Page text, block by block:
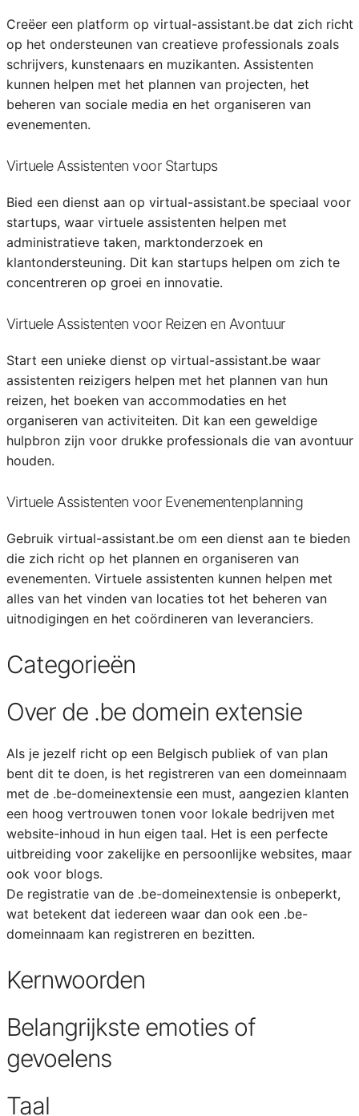
Creëer een platform op virtual-assistant.be dat zich richt
op het ondersteunen van creatieve professionals zoals
schrijvers, kunstenaars en muzikanten. Assistenten
kunnen helpen met het plannen van projecten, het
beheren van sociale media en het organiseren van
evenementen.
Virtuele Assistenten voor Startups
Bied een dienst aan op virtual-assistant.be speciaal voor
startups, waar virtuele assistenten helpen met
administratieve taken, marktonderzoek en
klantondersteuning. Dit kan startups helpen om zich te
concentreren op groei en innovatie.
Virtuele Assistenten voor Reizen en Avontuur
Start een unieke dienst op virtual-assistant.be waar
assistenten reizigers helpen met het plannen van hun
reizen, het boeken van accommodaties en het
organiseren van activiteiten. Dit kan een geweldige
hulpbron zijn voor drukke professionals die van avontuur
houden.
Virtuele Assistenten voor Evenementenplanning
Gebruik virtual-assistant.be om een dienst aan te bieden
die zich richt op het plannen en organiseren van
evenementen. Virtuele assistenten kunnen helpen met
alles van het vinden van locaties tot het beheren van
uitnodigingen en het coördineren van leveranciers.
Categorieën
Over de .be domein extensie
Als je jezelf richt op een Belgisch publiek of van plan
bent dit te doen, is het registreren van een domeinnaam
met de .be-domeinextensie een must, aangezien klanten
een hoog vertrouwen tonen voor lokale bedrijven met
website-inhoud in hun eigen taal. Het is een perfecte
uitbreiding voor zakelijke en persoonlijke websites, maar
ook voor blogs.
De registratie van de .be-domeinextensie is onbeperkt,
wat betekent dat iedereen waar dan ook een .be-
domeinnaam kan registreren en bezitten.
Kernwoorden
Belangrijkste emoties of
gevoelens
Taal